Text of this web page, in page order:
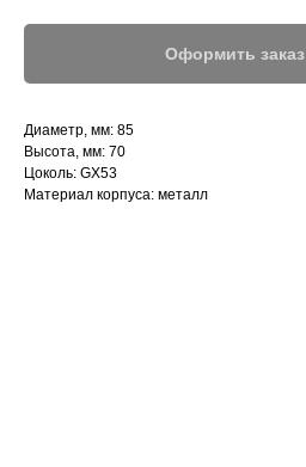
Оформить заказ
Диаметр, мм: 85
Высота, мм: 70
Цоколь: GX53
Материал корпуса: металл